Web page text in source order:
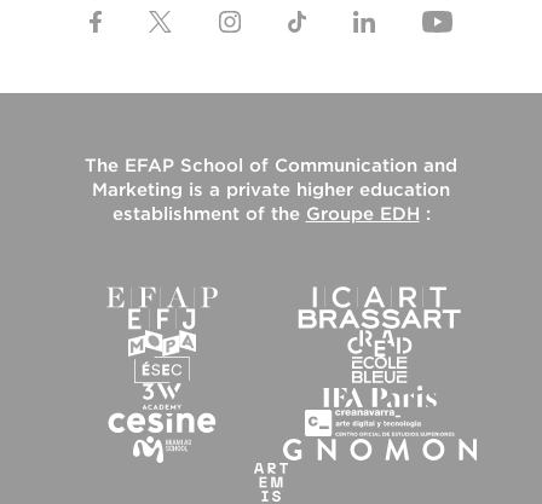
The EFAP School of Communication and
Marketing is a private higher education
establishment of the Groupe EDH :